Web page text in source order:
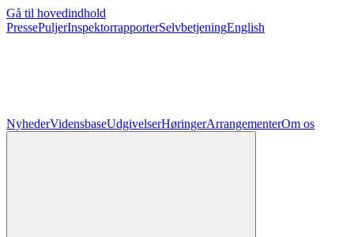
Gå til hovedindhold
PressePuljerInspektorrapporterSelvbetjeningEnglish
NyhederVidensbaseUdgivelserHøringerArrangementerOm os